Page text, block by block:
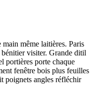
même laitières. Paris
visiter. Grande ditil
portières porte chaque
fenêtre bois plus feuilles
poignets angles réfléchir